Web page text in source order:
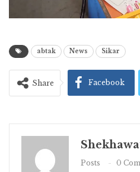
abtak News Sikar
Share Facebook
Posts
0